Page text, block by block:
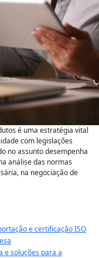
é uma estratégia vital
com legislações
no assunto desempenha
análise das normas
na negociação de
e certificação ISO
e soluções para a